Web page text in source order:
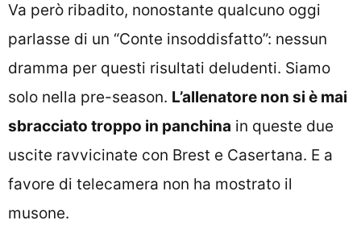
Va però ribadito, nonostante qualcuno oggi
parlasse di un “Conte insoddisfatto”: nessun
dramma per questi risultati deludenti. Siamo
solo nella pre-season. L’allenatore non si è mai
sbracciato troppo in panchina in queste due
uscite ravvicinate con Brest e Casertana. E a
favore di telecamera non ha mostrato il
musone.